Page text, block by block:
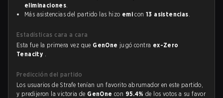
eliminaciones.
Más asistencias del partido las hizo emi con13 asistencias.
Estadísticas cara a cara
Esta fue la primera vez que GenOne jugó contra ex-Zero
Tenacity .
Predicción del partido
Los usuarios de Strafe tenían un favorito abrumador en este partido,
y predijeron la victoria de GenOnecon 95.4%de los votos a su favor